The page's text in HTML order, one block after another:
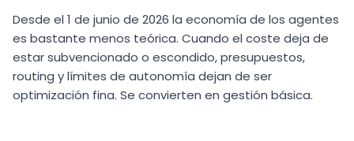
Desde el 1 de junio de 2026 la economía de los agentes
es bastante menos teórica. Cuando el coste deja de
estar subvencionado o escondido, presupuestos,
routing y límites de autonomía dejan de ser
optimización fina. Se convierten en gestión básica.